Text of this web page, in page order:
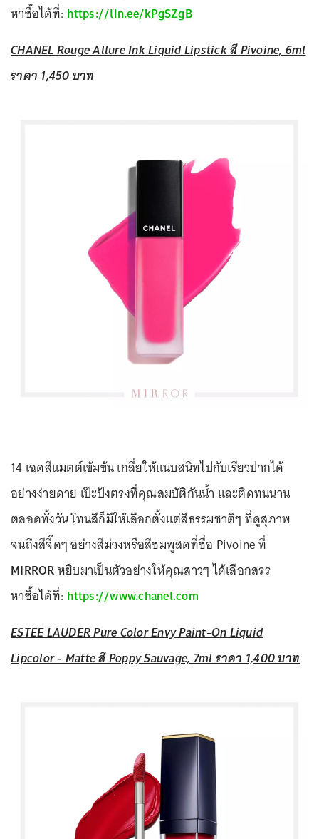
หาซื้อได้ที่: https://lin.ee/kPgSZgB
CHANEL Rouge Allure Ink Liquid Lipstick สี Pivoine, 6ml
ราคา 1,450 บาท
14 เฉดสีแมตต์เข้มข้น เกลี่ยให้แนบสนิทไปกับเรียวปากได้
อย่างง่ายดาย เป๊ะปังตรงที่คุณสมบัติกันน้ำ และติดทนนาน
ตลอดทั้งวัน โทนสีก็มีให้เลือกตั้งแต่สีธรรมชาติๆ ที่ดูสุภาพ
จนถึงสีจี๊ดๆ อย่างสีม่วงหรือสีชมพูสดที่ชื่อ Pivoine ที่
MIRRORหยิบมาเป็นตัวอย่างให้คุณสาวๆ ได้เลือกสรร
หาซื้อได้ที่: https://www.chanel.com
ESTEE LAUDER Pure Color Envy Paint-On Liquid
Lipcolor - Matte สี Poppy Sauvage, 7ml ราคา 1,400 บาท